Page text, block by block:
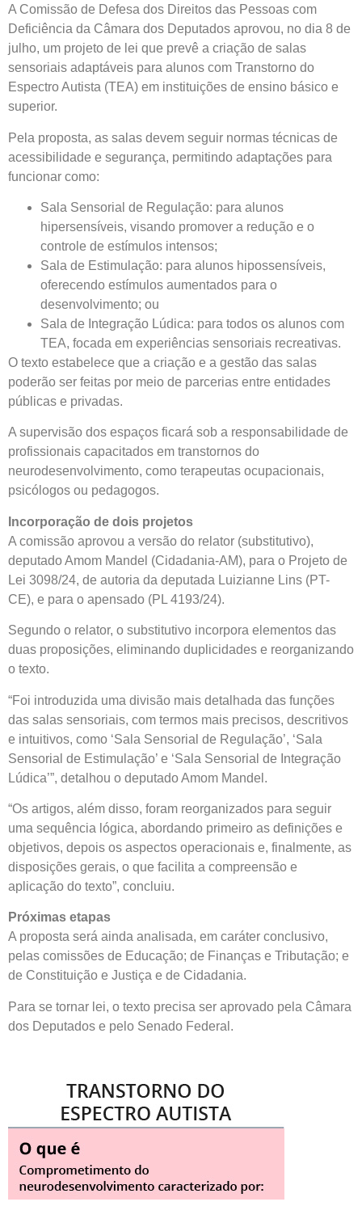
A Comissão de Defesa dos Direitos das Pessoas com
Deficiência da Câmara dos Deputados aprovou, no dia 8 de
julho, um projeto de lei que prevê a criação de salas
sensoriais adaptáveis para alunos com Transtorno do
Espectro Autista (TEA) em instituições de ensino básico e
superior.
Pela proposta, as salas devem seguir normas técnicas de
acessibilidade e segurança, permitindo adaptações para
funcionar como:
Sala Sensorial de Regulação: para alunos
hipersensíveis, visando promover a redução e o
controle de estímulos intensos;
Sala de Estimulação: para alunos hipossensíveis,
oferecendo estímulos aumentados para o
desenvolvimento; ou
Sala de Integração Lúdica: para todos os alunos com
TEA, focada em experiências sensoriais recreativas.
O texto estabelece que a criação e a gestão das salas
poderão ser feitas por meio de parcerias entre entidades
públicas e privadas.
A supervisão dos espaços ficará sob a responsabilidade de
profissionais capacitados em transtornos do
neurodesenvolvimento, como terapeutas ocupacionais,
psicólogos ou pedagogos.
Incorporação de dois projetos
A comissão aprovou a versão do relator (substitutivo),
deputado Amom Mandel (Cidadania-AM), para o Projeto de
Lei 3098/24, de autoria da deputada Luizianne Lins (PT-
CE), e para o apensado (PL 4193/24).
Segundo o relator, o substitutivo incorpora elementos das
duas proposições, eliminando duplicidades e reorganizando
o texto.
“Foi introduzida uma divisão mais detalhada das funções
das salas sensoriais, com termos mais precisos, descritivos
e intuitivos, como ‘Sala Sensorial de Regulação’, ‘Sala
Sensorial de Estimulação’ e ‘Sala Sensorial de Integração
Lúdica’”, detalhou o deputado Amom Mandel.
“Os artigos, além disso, foram reorganizados para seguir
uma sequência lógica, abordando primeiro as definições e
objetivos, depois os aspectos operacionais e, finalmente, as
disposições gerais, o que facilita a compreensão e
aplicação do texto”, concluiu.
Próximas etapas
A proposta será ainda analisada, em caráter conclusivo,
pelas comissões de Educação; de Finanças e Tributação; e
de Constituição e Justiça e de Cidadania.
Para se tornar lei, o texto precisa ser aprovado pela Câmara
dos Deputados e pelo Senado Federal.